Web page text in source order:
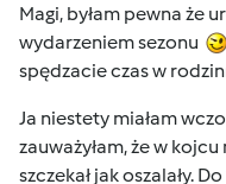
Magi, byłam pewna że
wydarzeniem sezonu
spędzacie czas w
Ja niestety miałam
zauważyłam, że w kojcu
szczekał jak oszalały.